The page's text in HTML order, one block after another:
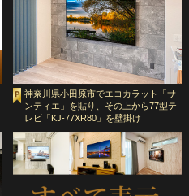
神奈川県小田原市でエコカラット「サ
ンティエ」を貼り、その上から77型テ
レビ「KJ-77XR80」を壁掛け